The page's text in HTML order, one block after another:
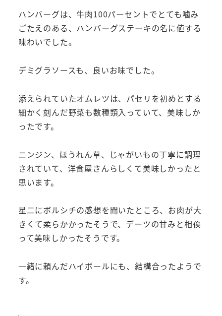
ハンバーグは、牛肉100パーセントでとても噛み
ごたえのある、ハンバーグステーキの名に値する
味わいでした。
デミグラソースも、良いお味でした。
添えられていたオムレツは、パセリを初めとする
細かく刻んだ野菜も数種類入っていて、美味しか
ったです。
ニンジン、ほうれん草、じゃがいもの丁寧に調理
されていて、洋食屋さんらしくて美味しかったと
思います。
星二にボルシチの感想を聞いたところ、お肉が大
きくて柔らかかったそうで、デーツの甘みと相俟
って美味しかったそうです。
一緒に頼んだハイボールにも、結構合ったようで
す。